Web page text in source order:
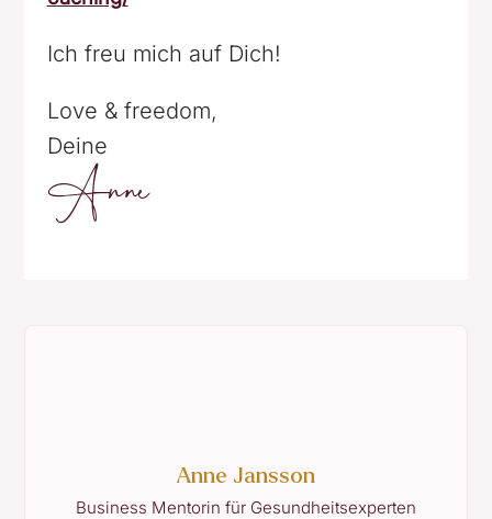
Ich freu mich auf Dich!
Love & freedom,
Deine
Anne
Anne Jansson
Business Mentorin für Gesundheitsexperten